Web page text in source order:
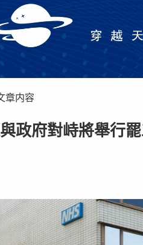
章内容
政府對峙將舉行